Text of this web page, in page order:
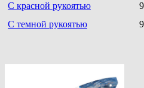
С красной рукоятью
С темной рукоятью